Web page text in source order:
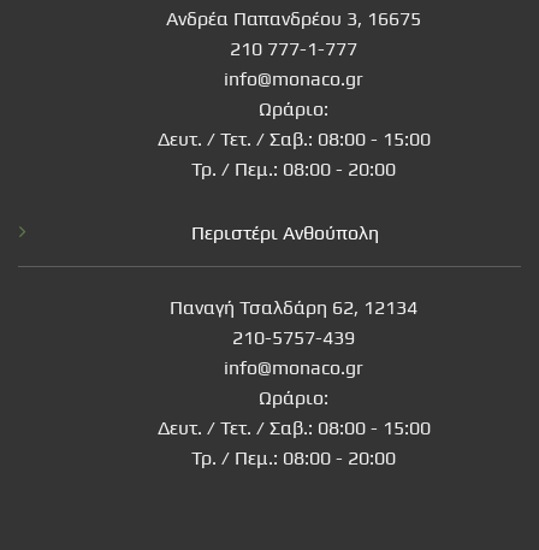
Ανδρέα Παπανδρέου 3, 16675
210 777-1-777
info@monaco.gr
Ωράριο:
Δευτ. / Τετ. / Σαβ.: 08:00 - 15:00
Τρ. / Πεμ.: 08:00 - 20:00
Περιστέρι Ανθούπολη
Παναγή Τσαλδάρη 62, 12134
210-5757-439
info@monaco.gr
Ωράριο:
Δευτ. / Τετ. / Σαβ.: 08:00 - 15:00
Τρ. / Πεμ.: 08:00 - 20:00